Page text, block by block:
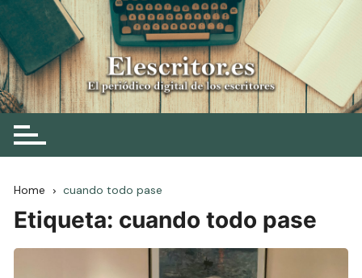
Skip
to
content
Elescritor.es
El periódico digital de los escritores
Home cuando todo pase
Etiqueta: cuando todo pase